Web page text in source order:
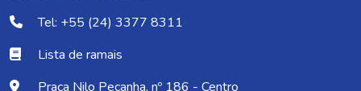
Tel: +55 (24) 3377 8311
Lista de ramais
Praça Nilo Peçanha, nº 186 - Centro